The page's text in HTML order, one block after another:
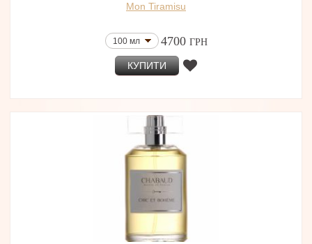
Mon Tiramisu
100 мл 4700 ГРН
КУПИТИ